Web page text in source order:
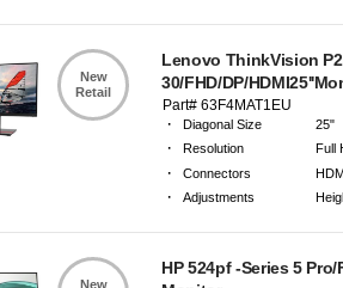
New
Retail
Lenovo ThinkVision
30/FHD/DP/
Part# 63F4MAT1EU
· Diagonal Size 25"
· Resolution Full
· Connectors
· Adjustments
New
HP 524pf -Series 5 Pro/